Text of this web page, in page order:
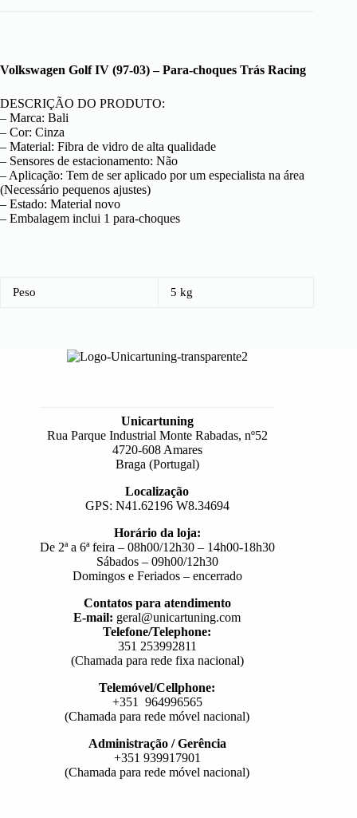
Volkswagen Golf IV (97-03) – Para-choques Trás Racing
DESCRIÇÃO DO PRODUTO:
– Marca: Bali
– Cor: Cinza
– Material: Fibra de vidro de alta qualidade
– Sensores de estacionamento: Não
– Aplicação: Tem de ser aplicado por um especialista na área
(Necessário pequenos ajustes)
– Estado: Material novo
– Embalagem inclui 1 para-choques
Peso 5 kg
Unicartuning
Rua Parque Industrial Monte Rabadas, nº52
4720-608 Amares
Braga (Portugal)
Localização
GPS: N41.62196 W8.34694
Horário da loja:
De 2ª a 6ª feira – 08h00/12h30 – 14h00-18h30
Sábados – 09h00/12h30
Domingos e Feriados – encerrado
Contatos para atendimento
E-mail: geral@unicartuning.com
Telefone/Telephone:
351 253992811
(Chamada para rede fixa nacional)
Telemóvel/Cellphone:
+351 964996565
(Chamada para rede móvel nacional)
Administração / Gerência
+351 939917901
(Chamada para rede móvel nacional)